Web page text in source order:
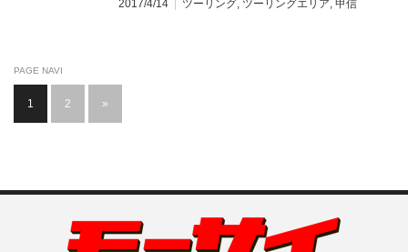
2017/4/14 ツーリング, ツーリングエリア, 甲信
PAGE NAVI
1 2 »